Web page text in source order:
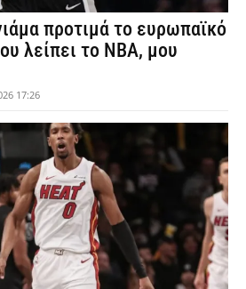
προτιμά το ευρωπαϊκό
λείπει το NBA, μου
17:26